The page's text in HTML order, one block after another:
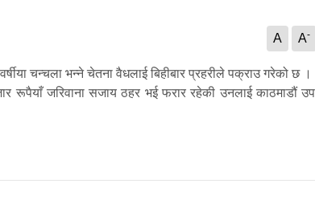
A A-
चन्चला भन्ने चेतना वैधलाई बिहीबार प्रहरीले पक्राउ गरेको छ ।
जरिवाना सजाय ठहर भई फरार रहेकी उनलाई काठमाडौं